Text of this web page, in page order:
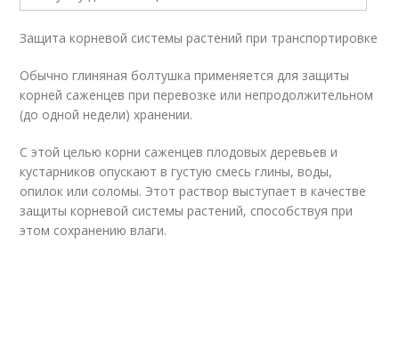
Защита корневой системы растений при транспортировке
Обычно глиняная болтушка применяется для защиты
корней саженцев при перевозке или непродолжительном
(до одной недели) хранении.
С этой целью корни саженцев плодовых деревьев и
кустарников опускают в густую смесь глины, воды,
опилок или соломы. Этот раствор выступает в качестве
защиты корневой системы растений, способствуя при
этом сохранению влаги.